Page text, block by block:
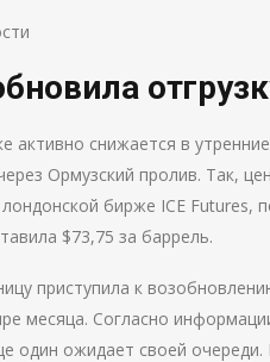
снижается в
Ормузский пролив. Так,
бирже ICE
$73,75 за баррель.
приступила к
месяца. Согласно
один ожидает своей очереди.